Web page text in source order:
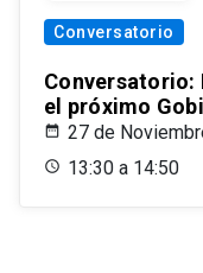
Conversatorio
Conversatorio:
el próximo
27 de
13:30 a 14:50